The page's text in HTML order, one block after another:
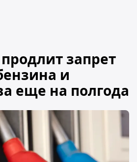
запрет
и
еще на полгода